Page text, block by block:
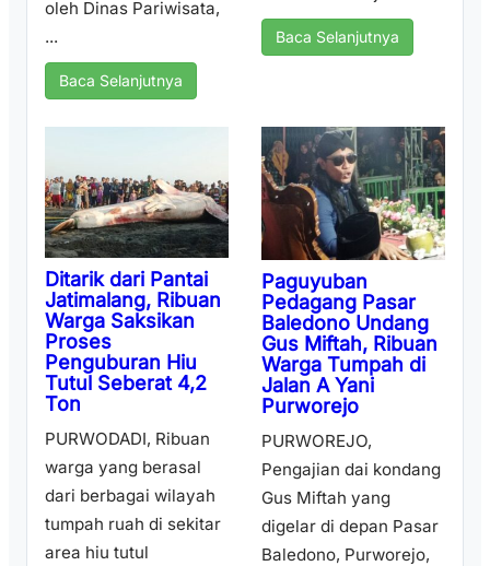
oleh Dinas Pariwisata,
...
Baca Selanjutnya
Baca Selanjutnya
Ditarik dari Pantai
Jatimalang, Ribuan
Warga Saksikan
Proses
Penguburan Hiu
Tutul Seberat 4,2
Ton
PURWODADI, Ribuan
warga yang berasal
dari berbagai wilayah
tumpah ruah di sekitar
area hiu tutul
Paguyuban
Pedagang Pasar
Baledono Undang
Gus Miftah, Ribuan
Warga Tumpah di
Jalan A Yani
Purworejo
PURWOREJO,
Pengajian dai kondang
Gus Miftah yang
digelar di depan Pasar
Baledono, Purworejo,